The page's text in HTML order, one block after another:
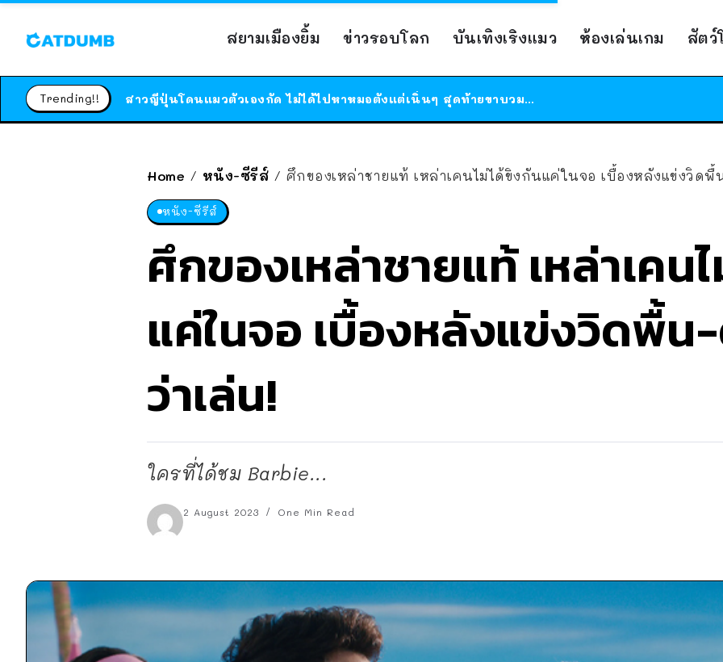
สยามเมืองยิ้ม ข่าวรอบโลก บันเทิงเริงแมว ห้องเล่นเกม สัตว์
Trending!!
ร้านอาหารในนิวยอร์กประกาศปิดตัวลง หลังอยู่มานานกว่า 45 ปี ติดป้ายขอบคุณลูกค้าทุกคน แถมสูตรทำไวท์ซอสให้แบบจัดเต็ม
ได้เวลาเด็กหนวดรวมตัว RF Online Next เปิดให้เล่นแล้ว เกม Sci-Fi MMORPG ระดับตำนาน เล่นได้ทั้งมือถือและ PC
สาวญี่ปุ่นโดนแมวตัวเองกัด ไม่ได้ไปหาหมอตั้งแต่เนิ่นๆ สุดท้ายขาบวม กลายเป็นโรคเนื้อเน่า เตือนทาสแมวทั้งหลายให้ระวัง
Home / หนัง-ซีรีส์ / ศึกของเหล่าชายแท้ เหล่าเคนไม่ได้ขิงกันแค่ในจอ เบื้องหลังแข่งวิดพื้
หนัง-ซีรีส์
ศึกของเหล่าชายแท้ เหล่าเคน
แค่ในจอ เบื้องหลังแข่งวิดพื้น
ว่าเล่น!
ใครที่ได้ชม Barbie...
2 August 2023 One Min Read